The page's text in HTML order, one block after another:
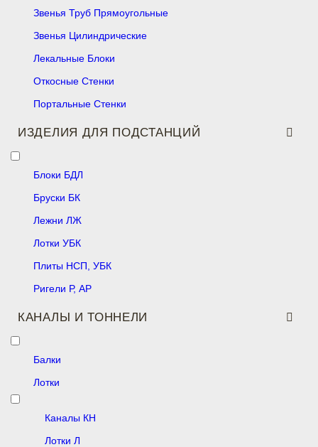
Звенья Труб Прямоугольные
Звенья Цилиндрические
Лекальные Блоки
Откосные Стенки
Портальные Стенки
ИЗДЕЛИЯ ДЛЯ ПОДСТАНЦИЙ
Блоки БДЛ
Бруски БК
Лежни ЛЖ
Лотки УБК
Плиты НСП, УБК
Ригели Р, АР
КАНАЛЫ И ТОННЕЛИ
Балки
Лотки
Каналы КН
Лотки Л